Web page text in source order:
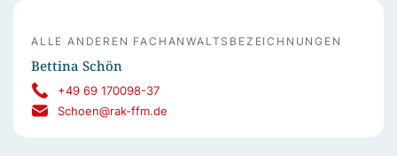
ALLE ANDEREN FACHANWALTSBEZEICHNUNGEN
Bettina Schön
+49 69 170098-37
Schoen@rak-ffm.de